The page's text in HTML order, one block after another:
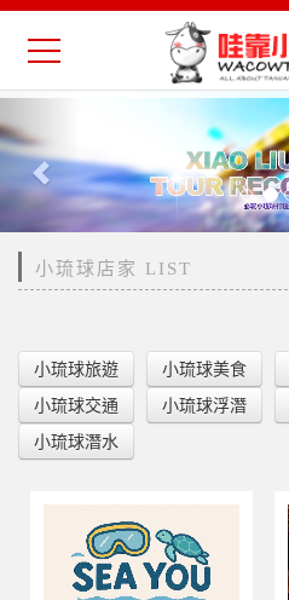
Previous
小琉球店家 LIST
小琉球旅遊 小琉球美食
小琉球交通
小琉球浮潛
小琉球潛水